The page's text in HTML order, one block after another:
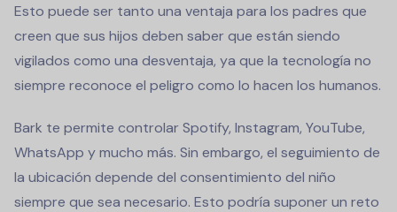
Esto puede ser tanto una ventaja para los padres que
creen que sus hijos deben saber que están siendo
vigilados como una desventaja, ya que la tecnología no
siempre reconoce el peligro como lo hacen los humanos.
Bark te permite controlar Spotify, Instagram, YouTube,
WhatsApp y mucho más. Sin embargo, el seguimiento de
la ubicación depende del consentimiento del niño
siempre que sea necesario. Esto podría suponer un reto